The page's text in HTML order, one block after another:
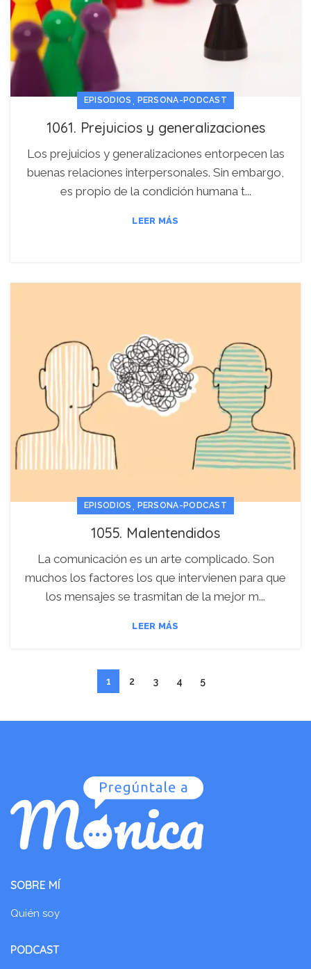
EPISODIOS , PERSONA-PODCAST
1061. Prejuicios y generalizaciones
Los prejuicios y generalizaciones entorpecen las
buenas relaciones interpersonales. Sin embargo,
es propio de la condición humana t...
LEER MÁS
EPISODIOS PERSONA-PODCAST
1055. Malentendidos
La comunicación es un arte complicado. Son
muchos los factores los que intervienen para que
los mensajes se trasmitan de la mejor m...
LEER MÁS
1 2 3 4 5
SOBRE MÍ
Quién soy
PODCAST